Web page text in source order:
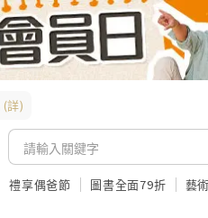
(詳)
禮享偶爸節 圖書全面79折 藝